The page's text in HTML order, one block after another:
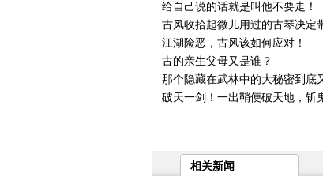
给自己说的话就是叫他不要走！
古风收拾起微儿用过的古琴决定
江湖险恶，古风该如何应对！
古的亲生父母又是谁？
那个隐藏在武林中的大秘密到底
破天一剑！一出鞘便破天地，斩
相关新闻